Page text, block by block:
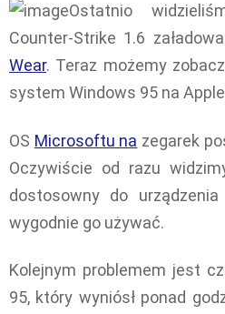
Ostatnio
Counter-Strike 1.6
Wear. Teraz możemy
system Windows 95 na
OS Microsoftu na zegarek
Oczywiście od razu
dostosowny do
wygodnie go używać.
Kolejnym problemem jest
95, który wyniósł ponad